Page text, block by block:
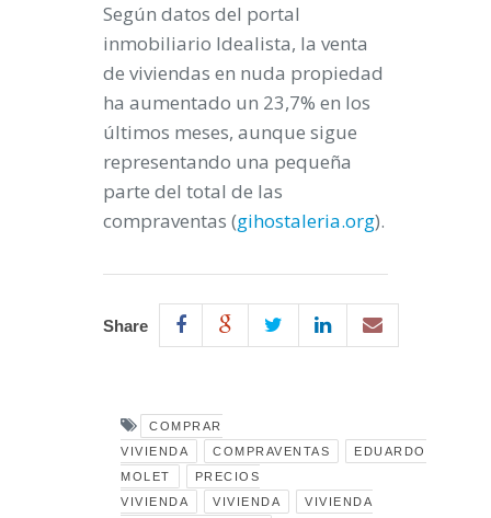
Según datos del portal
inmobiliario Idealista, la venta
de viviendas en nuda propiedad
ha aumentado un 23,7% en los
últimos meses, aunque sigue
representando una pequeña
parte del total de las
compraventas (gihostaleria.org).
Share
COMPRAR
VIVIENDA
COMPRAVENTAS
EDUARDO
MOLET
PRECIOS
VIVIENDA
VIVIENDA
VIVIENDA